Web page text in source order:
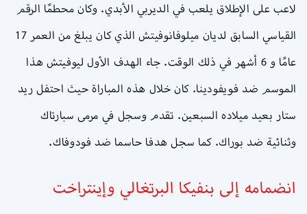
لاعب على الإطلاق يلعب في الديربي الأبدي. وكان محطمًا الرقم
القياسي السابق لديان ميلوفانوفيتش الذي كان يبلغ من العمر 17
عامًا و 6 أشهر في ذلك الوقت. جاء الهدف الأول ليوفيتش هذا
الموسم ضد فويفودينا. كان خلال هذه المباراة حيث احتفل ريد
ستار بعيد ميلاده السبعين. تقدم وسجل في مرمى سبارتاك
وثنائية ضد بوراك. كما سجل هدفا حاسما ضد فودوفاك.
انضمامه إلى بنفيكا البرتغالي وإينتراخت